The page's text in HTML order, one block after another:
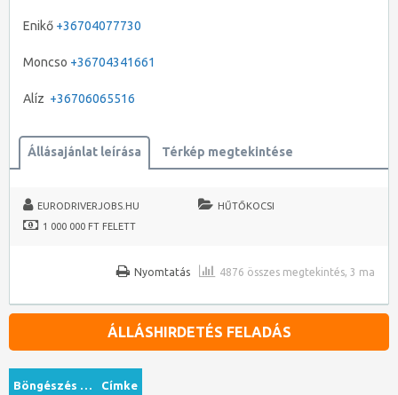
Enikő +36704077730
Moncso +36704341661
Alíz +36706065516
Állásajánlat leírása Térkép megtekintése
EURODRIVERJOBS.HU
HŰTŐKOCSI
1 000 000 FT FELETT
4876 összes megtekintés, 3 ma
Nyomtatás
ÁLLÁSHIRDETÉS FELADÁS
Böngészés … Címke